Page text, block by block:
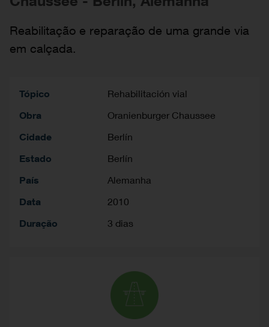
Reabilitação e reparação de uma grande via
em calçada.
Tópico
Rehabilitación vial
Obra
Oranienburger Chaussee
Cidade
Berlín
Estado
Berlín
País
Alemanha
Data
2010
Duração
3 dias